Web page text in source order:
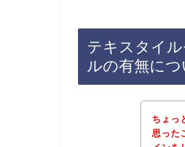
テキスタイ
ルの有無につ
ちょっ
思った